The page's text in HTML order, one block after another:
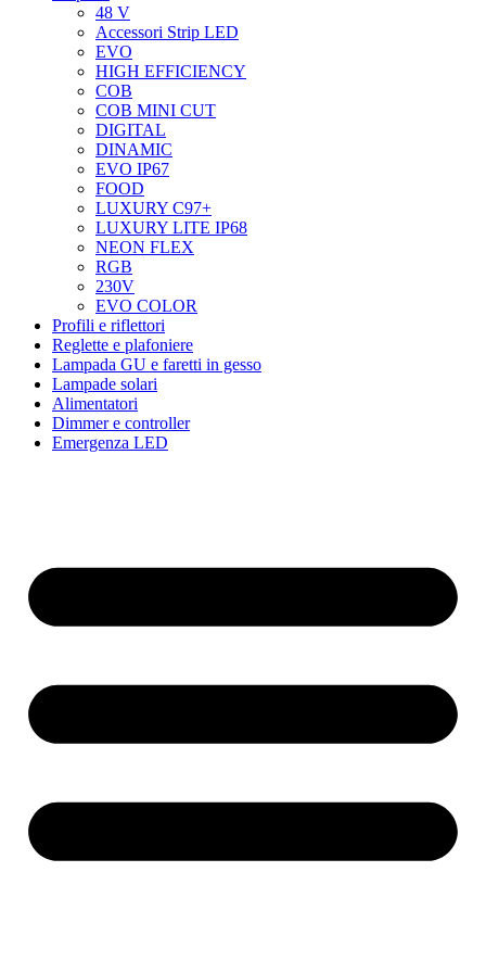
48 V
Accessori Strip LED
EVO
HIGH EFFICIENCY
COB
COB MINI CUT
DIGITAL
DINAMIC
EVO IP67
FOOD
LUXURY C97+
LUXURY LITE IP68
NEON FLEX
RGB
230V
EVO COLOR
Profili e riflettori
Reglette e plafoniere
Lampada GU e faretti in gesso
Lampade solari
Alimentatori
Dimmer e controller
Emergenza LED